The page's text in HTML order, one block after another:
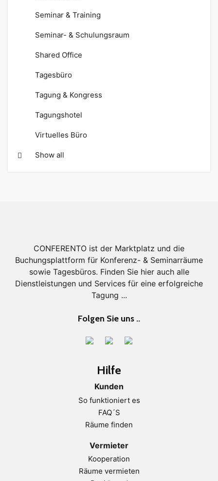
Seminar & Training
Seminar- & Schulungsraum
Shared Office
Tagesbüro
Tagung & Kongress
Tagungshotel
Virtuelles Büro
Show all
CONFERENTO ist der Marktplatz und die
Buchungsplattform für Konferenz- & Seminarräume
sowie Tagesbüros. Finden Sie hier auch alle
Dienstleistungen und Services für eine erfolgreiche
Tagung ...
Folgen Sie uns ..
Hilfe
Kunden
So funktioniert es
FAQ´S
Räume finden
Vermieter
Kooperation
Räume vermieten